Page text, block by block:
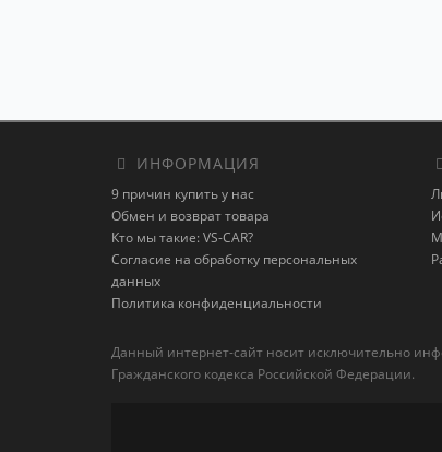
ИНФОРМАЦИЯ
9 причин купить у нас
Обмен и возврат товара
Кто мы такие: VS-CAR?
Согласие на обработку персональных
данных
Политика конфиденциальности
Данный интернет-сайт носит исключительно
Гражданского кодекса Российской Федерации.